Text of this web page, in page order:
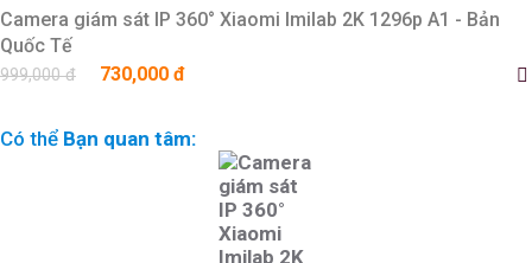
Camera giám sát IP 360° Xiaomi Imilab 2K 1296p A1 - Bản
Quốc Tế
999,000 đ 730,000 đ
Có thể Bạn quan tâm: